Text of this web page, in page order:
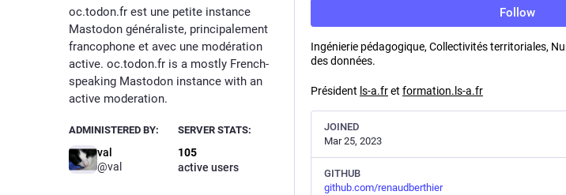
oc.todon.fr est une petite instance
Mastodon généraliste, principalement
francophone et avec une modération
active. oc.todon.fr is a mostly French-
speaking Mastodon instance with an
active moderation.
ADMINISTERED BY:
val
@val
SERVER STATS:
105
active users
Follow
Ingénierie pédagogique, Collectivités territoriales,
des données.
Président ls-a.fret formation.ls-a.fr
JOINED
Mar 25, 2023
GITHUB
github.com/renaudberthier